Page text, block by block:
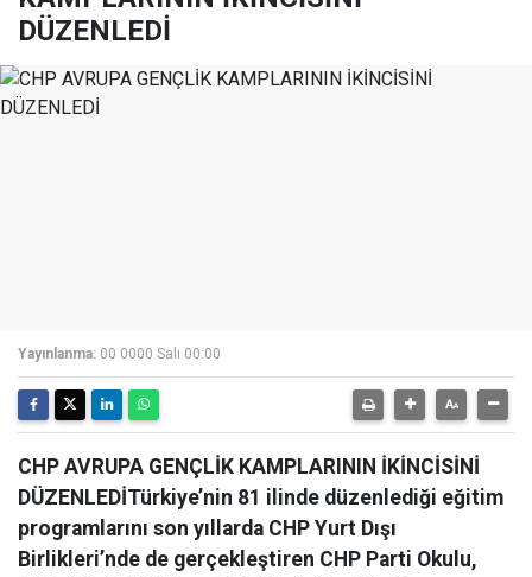
DÜZENLEDİ
Yayınlanma: 00 0000 Salı 00:00
CHP AVRUPA GENÇLİK KAMPLARININ İKİNCİSİNİ
DÜZENLEDİTürkiye’nin 81 ilinde düzenlediği eğitim
programlarını son yıllarda CHP Yurt Dışı
Birlikleri’nde de gerçekleştiren CHP Parti Okulu,